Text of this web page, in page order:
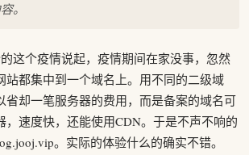
。
这个疫情说起，疫情期间在家没事，忽然
站都集中到一个域名上。用不同的二级域
省却一笔服务器的费用，而是备案的域名可
，速度快，还能使用CDN。于是不声不响的
。实际的体验什么的确实不错。